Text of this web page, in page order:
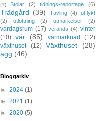
(1)
Stolar (2) tidnings-reportage (6)
Trädgård (39) Tävling (4)
utflykt
(2)
utlottning (2) utmärkelser (2)
vardagsrum (17) veranda (4) vinter
(10) vår (85) vårmarknad
(12)
växthuset
(12) Växthuset
(28)
ägg (46)
Bloggarkiv
► 2024 (1)
► 2021 (1)
► 2020 (5)